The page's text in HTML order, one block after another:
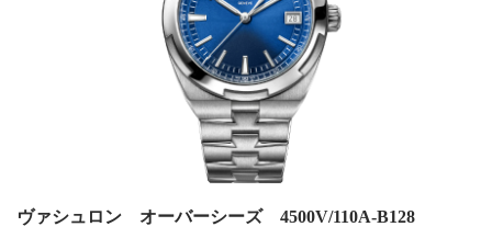
ヴァシュロン オーバーシーズ 4500V/110A-B128